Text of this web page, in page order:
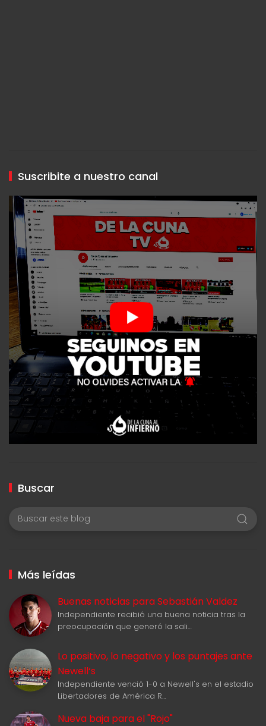
Suscribite a nuestro canal
Buscar
Más leídas
Buenas noticias para Sebastián Valdez
Independiente recibió una buena noticia tras la
preocupación que generó la sali…
Lo positivo, lo negativo y los puntajes ante
Newell‘s
Independiente venció 1-0 a Newell's en el estadio
Libertadores de América R…
Nueva baja para el "Rojo"